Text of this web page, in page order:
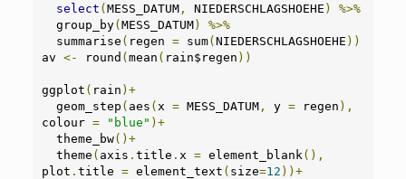
select (MESS_DATUM , NIEDERSCHLAGSHOEHE )
%>%
  group_by
(MESS_DATUM)
%>%
  summarise
( regen = sum(NIEDERSCHLAGSHOEHE ))
av <- round (mean ( rain$regen ))
ggplot ( rain )+
  geom_step
( aes ( x = MESS_DATUM , y = regen ),
colour = "blue" )+
  theme_bw
()+
  theme
( axis .title . x = element_blank (),
plot .title = element_text ( size=12 ))+